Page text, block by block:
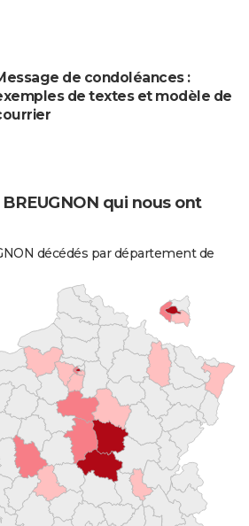
de condoléances :
de textes et modèle de
qui nous ont
décédés par département de